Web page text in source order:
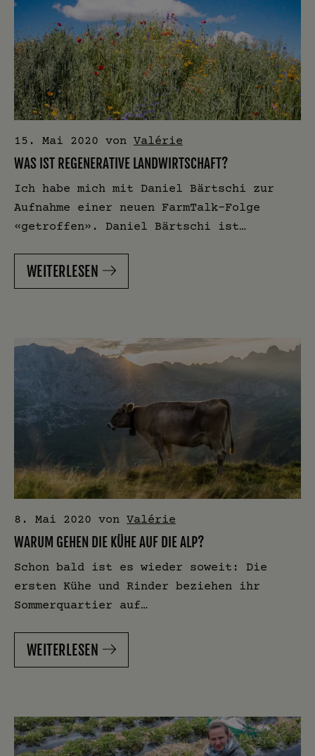
15. Mai 2020 von Valérie
WAS IST REGENERATIVE LANDWIRTSCHAFT?
Ich habe mich mit Daniel Bärtschi zur
Aufnahme einer neuen FarmTalk-Folge
«getroffen». Daniel Bärtschi ist…
WEITERLESEN
8. Mai 2020 von Valérie
WARUM GEHEN DIE KÜHE AUF DIE ALP?
Schon bald ist es wieder soweit: Die
ersten Kühe und Rinder beziehen ihr
Sommerquartier auf…
WEITERLESEN